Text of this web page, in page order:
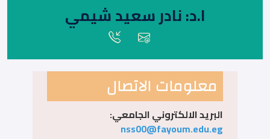
ا.د: نادر سعيد شيمي
معلومات الاتصال
البريد الالكتروني الجامعي:
nss00@fayoum.edu.eg